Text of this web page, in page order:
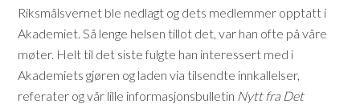
Riksmålsvernet ble nedlagt og dets medlemmer opptatt i
Akademiet. Så lenge helsen tillot det, var han ofte på våre
møter. Helt til det siste fulgte han interessert med i
Akademiets gjøren og laden via tilsendte innkallelser,
referater og vår lille informasjonsbulletin Nytt fra Det